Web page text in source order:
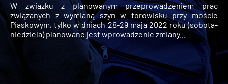
W związku z planowanym przeprowadzeniem prac
związanych z wymianą szyn w torowisku przy moście
Piaskowym, tylko w dniach 28-29 maja 2022 roku (sobota-
niedziela) planowane jest wprowadzenie zmiany...